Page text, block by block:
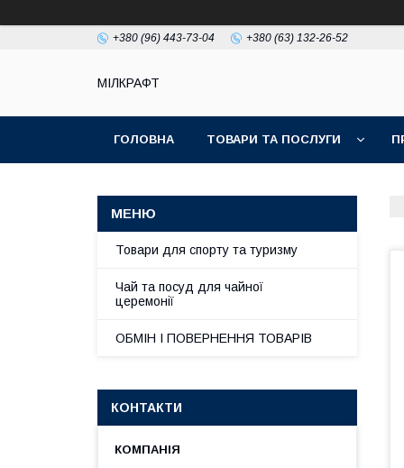
+380 (96) 443-73-04 +380 (63) 132-26-52
МІЛКРАФТ
ГОЛОВНА ТОВАРИ ТА ПОСЛУГИ
Товари для спорту та туризму
Чай та посуд для чайної
церемонії
ОБМІН І ПОВЕРНЕННЯ ТОВАРІВ
КОНТАКТИ